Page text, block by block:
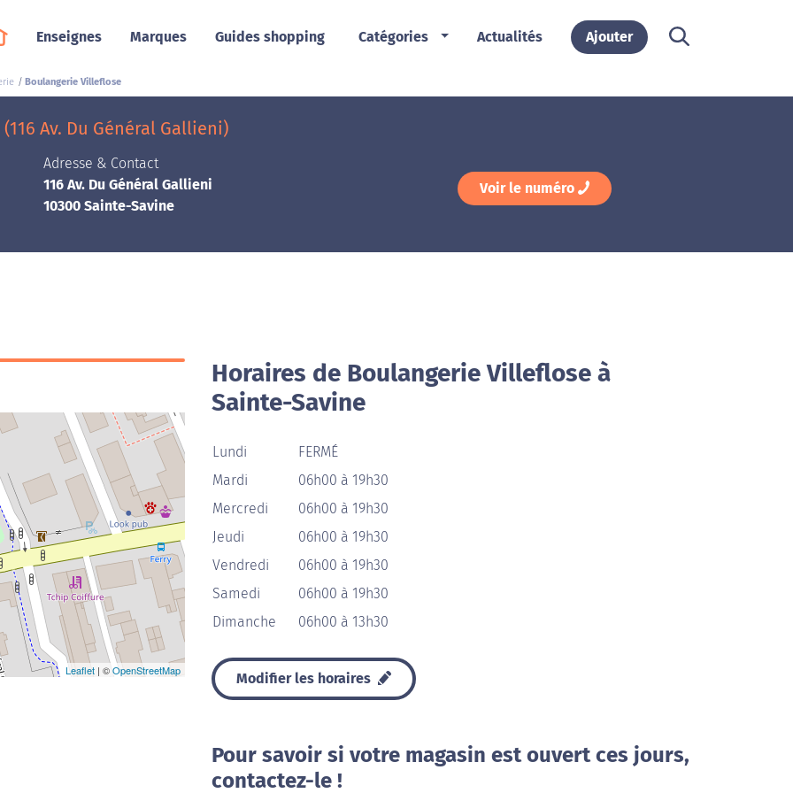
Enseignes Marques Guides shopping Catégories Actualités Ajouter
Boulangerie Villeflose
Av. Du Général Gallieni)
Adresse & Contact
116 Av. Du Général Gallieni
10300 Sainte-Savine
Voir le numéro
Leaflet | ©OpenStreetMap
Horaires de Boulangerie Villeflose à
Sainte-Savine
Lundi
FERMÉ
Mardi
06h00 à 19h30
Mercredi
06h00 à 19h30
Jeudi
06h00 à 19h30
Vendredi
06h00 à 19h30
Samedi
06h00 à 19h30
Dimanche
06h00 à 13h30
Modifier les horaires
Pour savoir si votre magasin est ouvert ces jours,
contactez-le !